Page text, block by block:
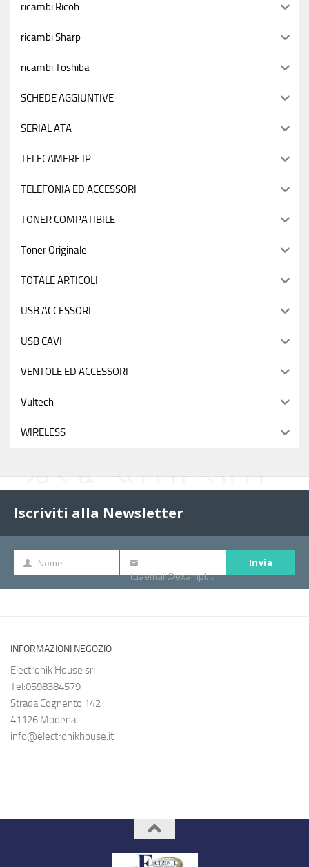
ricambi Ricoh
ricambi Sharp
ricambi Toshiba
SCHEDE AGGIUNTIVE
SERIAL ATA
TELECAMERE IP
TELEFONIA ED ACCESSORI
TONER COMPATIBILE
Toner Originale
TOTALE ARTICOLI
USB ACCESSORI
USB CAVI
VENTOLE ED ACCESSORI
Vultech
WIRELESS
Iscriviti alla Newsletter
Nome
Nome
tua
tuaemail@example.com
Invia
INFORMAZIONI NEGOZIO
Electronik House srl
Tel:0598384579
Strada Cognento 142
41126 Modena
info@electronikhouse.it